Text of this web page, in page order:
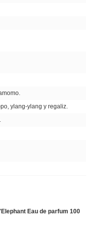
ylang-ylang y regaliz.
Eau de parfum 100